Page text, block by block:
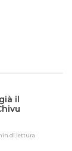
il
di lettura